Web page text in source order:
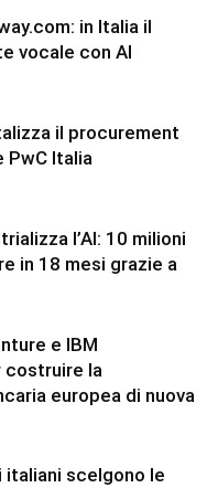
in Italia il
vocale con AI
il procurement
PwC Italia
l’AI: 10 milioni
in 18 mesi grazie a
e IBM
costruire la
europea di nuova
italiani scelgono le